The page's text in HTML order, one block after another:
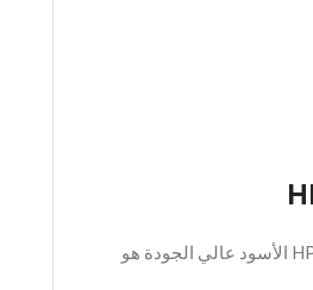
إذا كنت تبحث عن بديل اقتصادي لتونر HP الأصلي يوفر جودة طباعة ممتازة للاستخدام اليومي في مكتبك أو منزلك مع طابعات HP LaserJet المتوافقة، فإن تونر HP Premium 12A الأسود عالي الجودة هو